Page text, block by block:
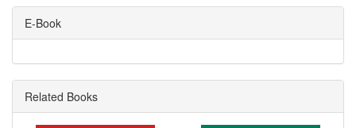
E-Book
Related Books